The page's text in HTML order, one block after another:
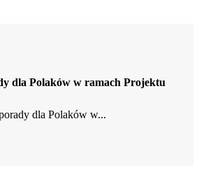
dla Polaków w ramach Projektu
dla Polaków w...